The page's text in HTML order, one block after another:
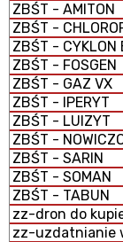
ZBŚT - AMITON
ZBŚT -
ZBŚT - CYKLON
ZBŚT - FOSGEN
ZBŚT - GAZ VX
ZBŚT - IPERYT
ZBŚT - LUIZYT
ZBŚT -
ZBŚT - SARIN
ZBŚT - SOMAN
ZBŚT - TABUN
zz-dron do
zz-uzdatnianie